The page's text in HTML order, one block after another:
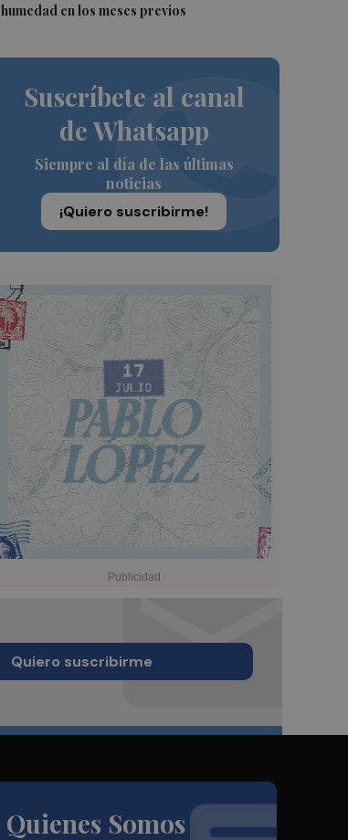
humedad en los meses previos
Suscríbete al canal
de Whatsapp
Siempre al día de las últimas
noticias
¡Quiero suscribirme!
Quiero suscribirme
Quienes Somos